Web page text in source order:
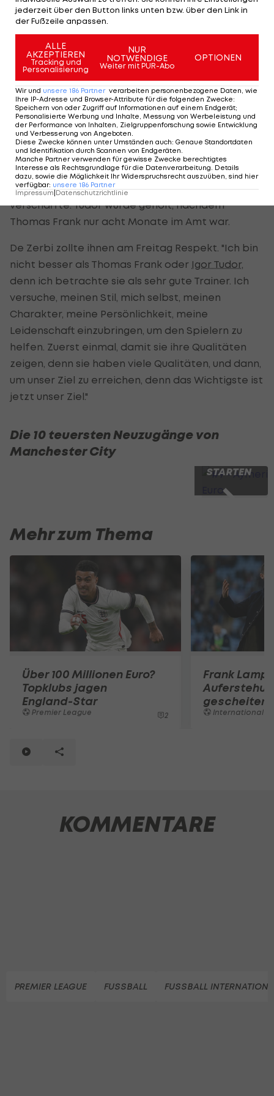
möchte, ist der Charakter, der richtige Geist, der
richtige Mut zum Spielen, zum Angreifen, denn die
DNA dieses Vereins, dieser Mannschaft ist es, Tore
zu finden, zu schießen", sagte er. Nach etwa einer
Woche Arbeit mit den Spielern zeigte er sich
"sicher positiver" bezüglich des Klassenerhalts.
Die Spurs, amtierende Europa-League-Sieger,
entließenIgor Tudornach 44 Tagen einer
Interimszeit, die die Misere Tottenhams
verschärfte. Tudor wurde geholt, nachdem
Thomas Frank nur acht Monate im Amt war.
De Zerbi zollte ihnen am Freitag Respekt. "Ich bin
nicht besser als Thomas Frank oder Igor Tudor,
denn ich betrachte sie als sehr gute Trainer. Ich
versuche, meinen Stil, mich selbst, meinen
Charakter, meine Persönlichkeit, meine
Leidenschaft einzubringen, um den Spielern zu
helfen. Zuerst einmal, damit sie ihre Qualitäten
zeigen, denn sie haben viele Qualitäten, und dann,
um unser Ziel zu erreichen, denn das Wichtigste ist
jetzt unser Ziel."
Die 10 teuersten Neuzugänge von
Manchester City
STARTEN
Mehr zum Thema
Über 100 Millionen Euro?
Topklubs jagen
England-Star
Premier League 2
Frank
International
KOMMENTARE
PREMIER LEAGUE FUSSBALL FUSSBALL
jederzeit über den Button links unten bzw. über den Link in
der Fußzeile anpassen.
ALLE
AKZEPTIEREN
Tracking und
Personalisierung
NUR
NOTWENDIGE
Weiter mit PUR-Abo
OPTIONEN
Wir und unsere 186 Partner verarbeiten personenbezogene Daten, wie
Ihre IP-Adresse und Browser-Attribute für die folgenden Zwecke:
Speichern von oder Zugriff auf Informationen auf einem Endgerät;
Personalisierte Werbung und Inhalte, Messung von Werbeleistung und
der Performance von Inhalten, Zielgruppenforschung sowie Entwicklung
und Verbesserung von Angeboten.
Diese Zwecke können unter Umständen auch: Genaue Standortdaten
und Identifikation durch Scannen von Endgeräten.
Manche Partner verwenden für gewisse Zwecke berechtigtes
Interesse als Rechtsgrundlage für die Datenverarbeitung. Details
dazu, sowie die Möglichkeit Ihr Widerspruchsrecht auszuüben, sind hier
verfügbar: unsere 186 Partner
Impressum Datenschutzrichtlinie